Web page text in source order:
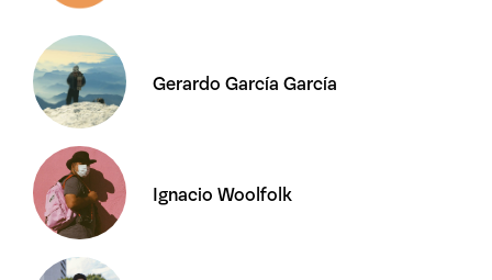
Gerardo García García
Ignacio Woolfolk